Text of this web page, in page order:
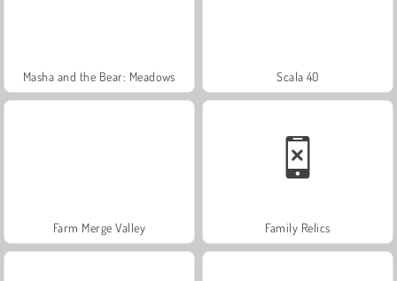
Masha and the Bear: Meadows Scala 40
Farm Merge Valley Family Relics